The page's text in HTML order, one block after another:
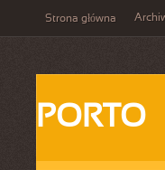
Strona główna
PORTO